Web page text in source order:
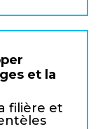
et la
filière et